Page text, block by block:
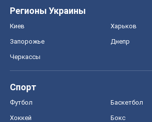
Регионы Украины
Киев Харьков
Запорожье Днепр
Черкассы
Спорт
Футбол Баскетбол
Хоккей Бокс